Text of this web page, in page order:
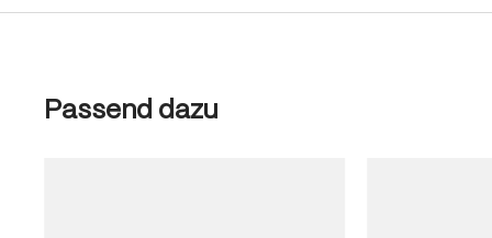
Produktgalerie überspringen
Passend dazu